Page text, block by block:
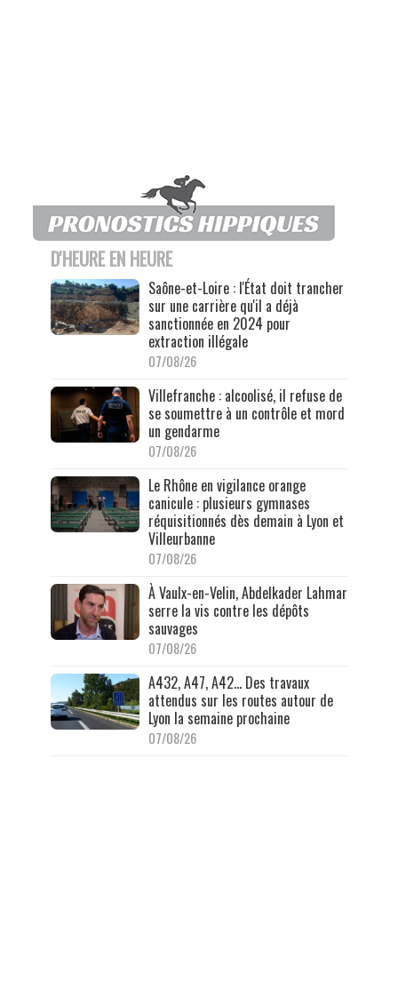
D'HEURE EN HEURE
Saône-et-Loire : l'État doit trancher
sur une carrière qu'il a déjà
sanctionnée en 2024 pour
extraction illégale
07/08/26
Villefranche : alcoolisé, il refuse de
se soumettre à un contrôle et mord
un gendarme
07/08/26
Le Rhône en vigilance orange
canicule : plusieurs gymnases
réquisitionnés dès demain à Lyon et
Villeurbanne
07/08/26
À Vaulx-en-Velin, Abdelkader Lahmar
serre la vis contre les dépôts
sauvages
07/08/26
A432, A47, A42… Des travaux
attendus sur les routes autour de
Lyon la semaine prochaine
07/08/26